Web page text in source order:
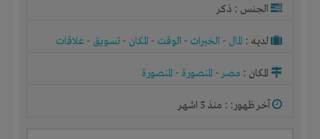
الجنس : ذكر
لديـه : المال - الخبرات - الوقت - المكان - تسويق - علاقات
المكان : مصر- المنصورة - المنصورة
آخر ظهور: : منذ 5 اشهر